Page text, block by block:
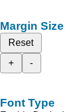
Margin Size
Reset
+
-
Font Type